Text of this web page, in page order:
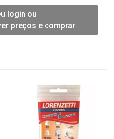
login ou
preços e comprar